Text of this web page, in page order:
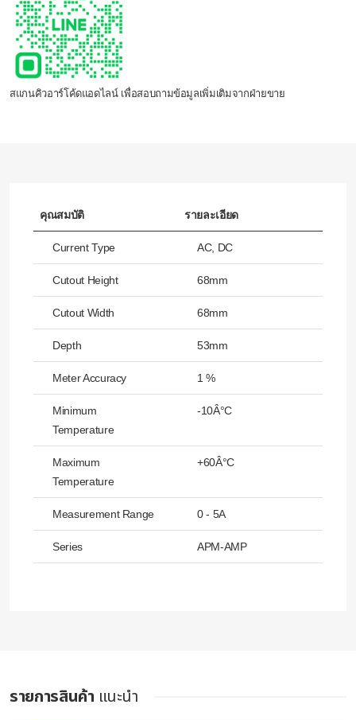
สแกนคิวอาร์โค้ดแอดไลน์ เพื่อสอบถามข้อมูลเพิ่มเติมจากฝ่ายขาย
คุณสมบัติ รายละเอียด
Current Type AC, DC
Cutout Height 68mm
Cutout Width 68mm
Depth 53mm
Meter Accuracy 1 %
Minimum
Temperature
-10Â°C
Maximum
Temperature
+60Â°C
Measurement Range 0 - 5A
Series APM-AMP
รายการสินค้า แนะนำ